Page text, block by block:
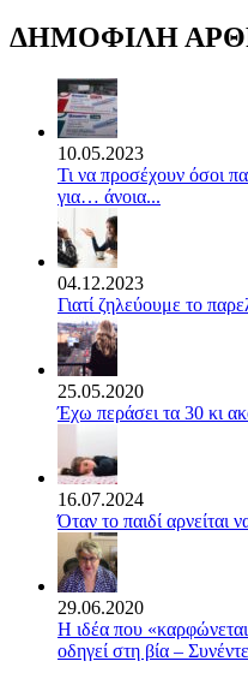
ΔΗΜΟΦΙΛΗ
10.05.2023
Τι να προσέχουν όσοι
για… άνοια...
04.12.2023
Γιατί ζηλεύουμε το
25.05.2020
Έχω περάσει τα 30 κι
16.07.2024
Όταν το παιδί αρνείται
29.06.2020
Η ιδέα που
οδηγεί στη βία –